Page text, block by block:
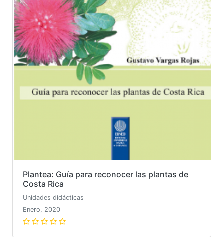
Plantea: Guía para reconocer las plantas de
Costa Rica
Unidades didácticas
Enero, 2020